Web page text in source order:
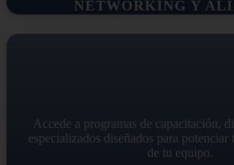
NETWORKING Y
Accede a programas de capacitación,
especializados diseñados para potenciar
de tu equipo.